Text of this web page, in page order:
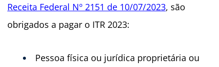
Receita Federal Nº 2151 de 10/07/2023, são
obrigados a pagar o ITR 2023:
Pessoa física ou jurídica proprietária ou